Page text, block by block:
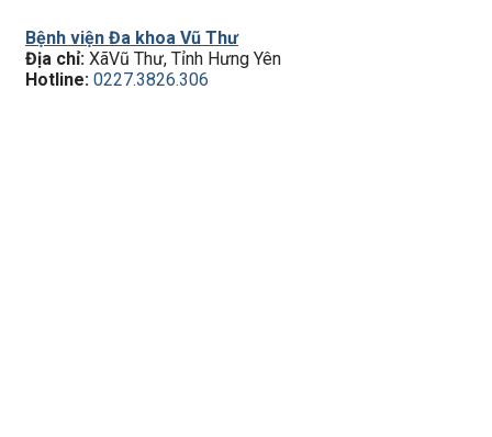
Bệnh viện Đa khoa Vũ Thư
Địa chỉ: XãVũ Thư, Tỉnh Hưng Yên
Hotline: 0227.3826.306